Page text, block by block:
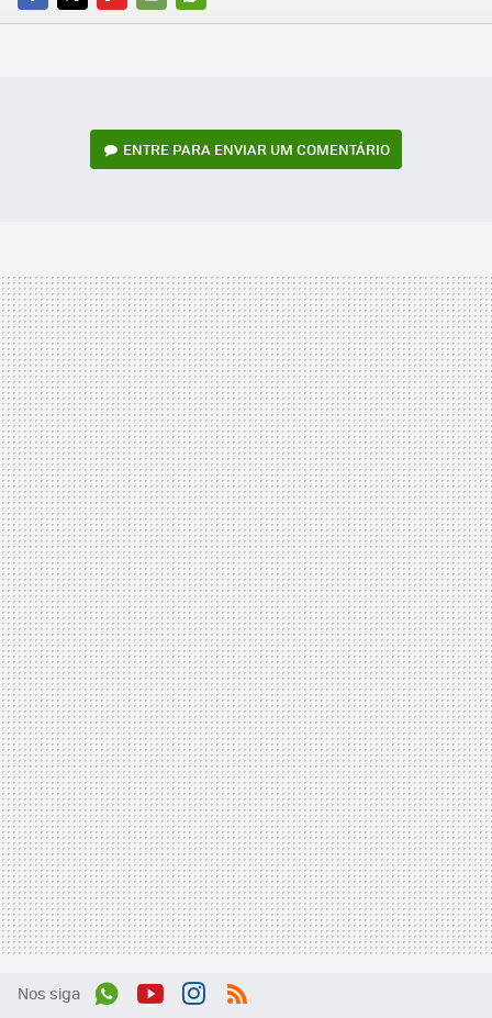
FACEBOOK
TWITTERFLIPBOARD
E-
WHATSAPP
ENTRE PARA ENVIAR UM COMENTÁRIO
Nos siga